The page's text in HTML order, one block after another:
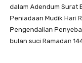
dalam Adendum Surat
Peniadaan Mudik Hari
Pengendalian
bulan suci Ramadan